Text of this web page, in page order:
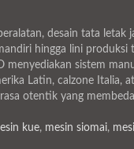
desain tata
hingga lini produksi
menyediakan sistem
Latin, calzone Italia,
otentik yang
kue, mesin siomai,